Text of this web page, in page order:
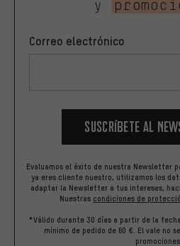
y
Correo electrónico
Suscríbete al
Evaluamos el éxito de nuestra Newsletter
ya eres cliente nuestro, utilizamos los
adaptar la Newsletter a tus intereses,
Nuestras condiciones de
*Válido durante 30 días a partir de la
mínimo de pedido de 60 €. El vale no